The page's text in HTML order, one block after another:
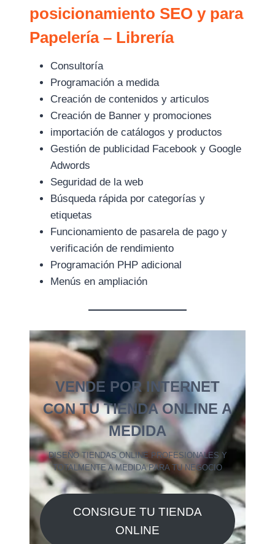
posicionamiento SEO y para
Papelería – Librería
Consultoría
Programación a medida
Creación de contenidos y articulos
Creación de Banner y promociones
importación de catálogos y productos
Gestión de publicidad Facebook y Google
Adwords
Seguridad de la web
Búsqueda rápida por categorías y
etiquetas
Funcionamiento de pasarela de pago y
verificación de rendimiento
Programación PHP adicional
Menús en ampliación
VENDE POR INTERNET
CON TU TIENDA ONLINE A
MEDIDA
DISEÑO TIENDAS ONLINE PROFESIONALES Y
TOTALMENTE A MEDIDA PARA TU NEGOCIO
CONSIGUE TU TIENDA
ONLINE